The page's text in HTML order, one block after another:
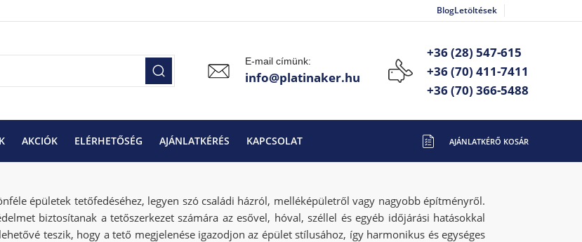
BlogLetöltések
E-mail címünk:
info@platinaker.hu
+36 (28) 547-615
+36 (70) 411-7411
+36 (70) 366-5488
AKCIÓK ELÉRHETŐSÉG AJÁNLATKÉRÉS KAPCSOLAT
1–30 termék, összesen 42 db
épületek tetőfedéséhez, legyen szó családi házról, melléképületről vagy nagyobb építményről.
biztosítanak a tetőszerkezet számára az esővel, hóval, széllel és egyéb időjárási hatásokkal
teszik, hogy a tető megjelenése igazodjon az épület stílusához, így harmonikus és egységes